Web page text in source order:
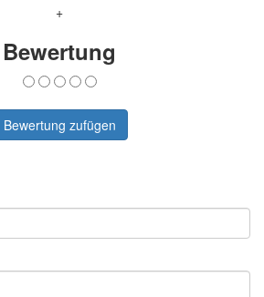
+
Bewertung
Bewertung zufügen